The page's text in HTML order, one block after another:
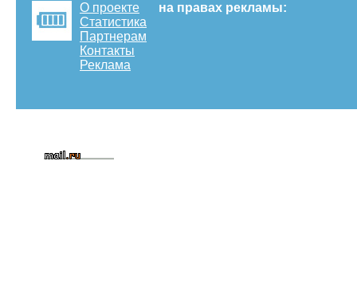
О проекте
Статистика
Партнерам
Контакты
Реклама
на правах рекламы: